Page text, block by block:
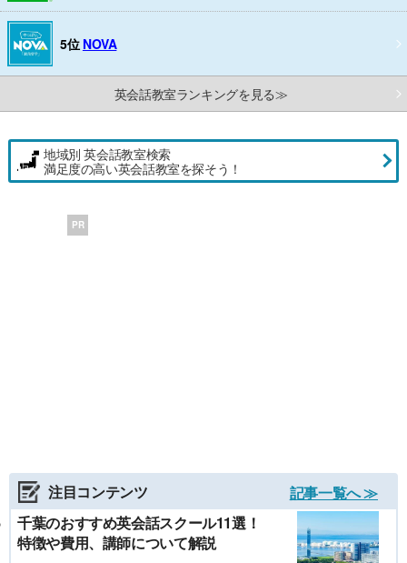
5位 NOVA
英会話教室ランキングを見る≫
地域別 英会話教室検索
満足度の高い英会話教室を探そう！
PR
注目コンテンツ
記事一覧へ ≫
千葉のおすすめ英会話スクール11選！
特徴や費用、講師について解説